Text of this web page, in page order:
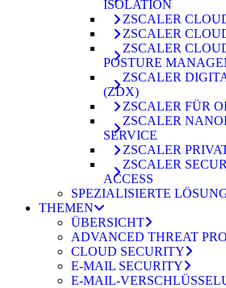
ISOLATION
ZSCALER
ZSCALER
ZSCALER
POSTURE
ZSCALER
(ZDX)
ZSCALER FÜR
ZSCALER
SERVICE
ZSCALER
ZSCALER
ACCESS
SPEZIALISIERTE
THEMEN
ÜBERSICHT
ADVANCED THREAT
CLOUD SECURITY
E-MAIL SECURITY
E-MAIL-